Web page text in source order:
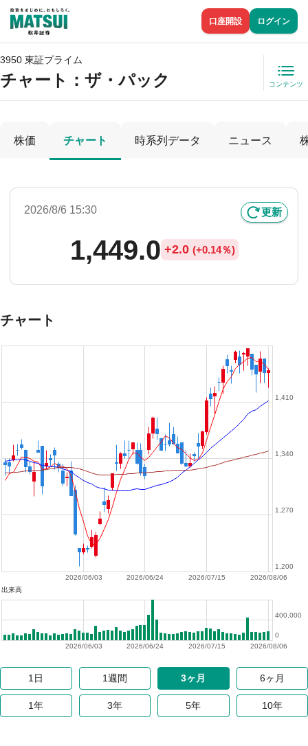
口座開設 ログイン
3950 東証プライム
チャート： ザ・パック コンテンツ
株価 チャート 時系列データ ニュース
2026/8/6 15:30 更新
1,449.0 +2.0 (+0.14％)
チャート
2026/08/06
2026/07/15
2026/06/24
2026/06/03
1,200
1,270
1,340
1,410
出来高
2026/08/06
2026/07/15
2026/06/24
2026/06/03
0
400,000
1日 1週間 3ヶ月 6ヶ月
1年 3年 5年 10年